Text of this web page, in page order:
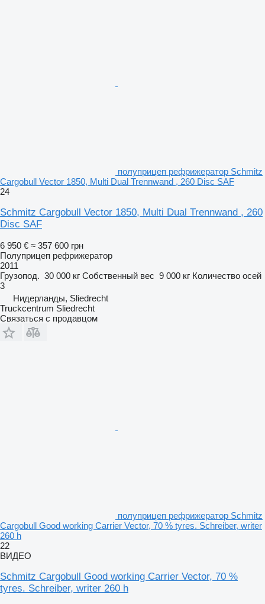
полуприцеп рефрижератор Schmitz
Cargobull Vector 1850, Multi Dual Trennwand , 260 Disc SAF
24
Schmitz Cargobull Vector 1850, Multi Dual Trennwand , 260
Disc SAF
6 950 € ≈ 357 600 грн
Полуприцеп рефрижератор
2011
Грузопод. 30 000 кг Собственный вес 9 000 кг Количество осей
3
Нидерланды, Sliedrecht
Truckcentrum Sliedrecht
Связаться с продавцом
полуприцеп рефрижератор Schmitz
Cargobull Good working Carrier Vector, 70 % tyres. Schreiber, writer
260 h
22
ВИДЕО
Schmitz Cargobull Good working Carrier Vector, 70 %
tyres. Schreiber, writer 260 h